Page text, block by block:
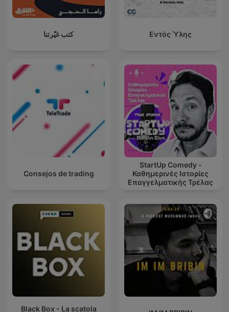
كتب غيّرتنا Εντός Ύλης
Consejos de trading
StartUp Comedy -
Καθημερινές Ιστορίες
Επαγγελματικής Τρέλας
Black Box - La scatola